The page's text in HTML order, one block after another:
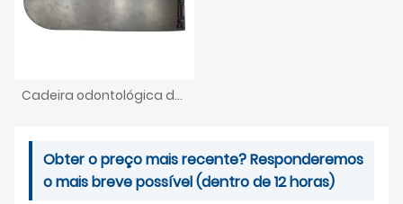
Cadeira odontológica de fundição sob pressão de alumínio
Obter o preço mais recente? Responderemos
o mais breve possível (dentro de 12 horas)